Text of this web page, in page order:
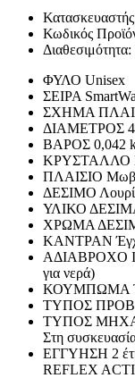
Κωδικός
Διαθεσιμότητα:
ΦΥΛΟ Unisex
ΣΕΙΡΑ
ΣΧΗΜΑ
ΔΙΑΜΕΤΡΟΣ
ΒΑΡΟΣ 0,042
ΚΡΥΣΤΑΛΛΟ
ΠΛΑΙΣΙΟ Μωβ
ΔΕΣΙΜΟ Λουρί
ΥΛΙΚΟ
ΧΡΩΜΑ
ΚΑΝΤΡΑΝ
ΑΔΙΑΒΡΟΧΟ
για νερά)
ΚΟΥΜΠΩΜΑ
ΤΥΠΟΣ
ΤΥΠΟΣ
Στη
ΕΓΓΥΗΣΗ 2
REFLEX